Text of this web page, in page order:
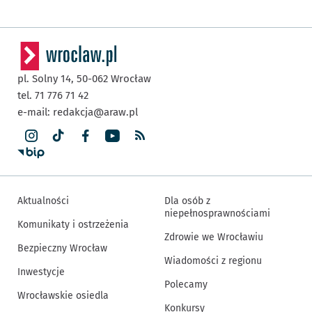
pl. Solny 14, 50-062 Wrocław
tel. 71 776 71 42
e-mail: redakcja@araw.pl
Aktualności
Komunikaty i ostrzeżenia
Bezpieczny Wrocław
Inwestycje
Wrocławskie osiedla
Dla osób z
niepełnosprawnościami
Zdrowie we Wrocławiu
Wiadomości z regionu
Polecamy
Konkursy